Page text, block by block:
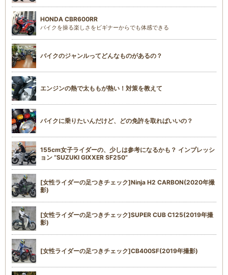
HONDA CBR600RR
バイクを操る楽しさをビギナーからでも体感できる
バイクのジャンルってどんなものがあるの？
エンジンの熱で太ももが熱い！対策を教えて
バイクに乗りたいんだけど、どの免許を取ればいいの？
155cm女子ライダーの、少しは参考になるかも？ インプレッシ
ョン “SUZUKI GIXXER SF250”
[女性ライダーの足つきチェック]Ninja H2 CARBON(2020年撮
影)
[女性ライダーの足つきチェック]SUPER CUB C125(2019年撮
影)
[女性ライダーの足つきチェック]CB400SF(2019年撮影)